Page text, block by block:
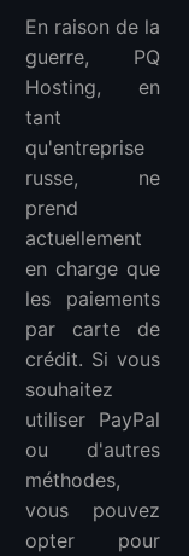
En raison de la
guerre, PQ
Hosting, en
tant
qu'entreprise
russe, ne
prend
actuellement
en charge que
les paiements
par carte de
crédit. Si vous
souhaitez
utiliser PayPal
ou d'autres
méthodes,
vous pouvez
opter pour